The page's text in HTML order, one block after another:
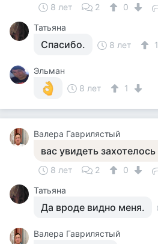
8 лет 2
0
Татьяна
Спасибо. 8 лет 1
Эльман
8 лет
1
Валера Гаврилястый
вас увидеть захотелось
8 лет 2
0
Татьяна
Да вроде видно меня.
Валера Гаврилястый